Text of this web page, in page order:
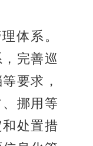
体系。
完善巡
要求，
挪用等
处置措